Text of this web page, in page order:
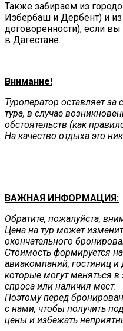
Также забираем из
Избербаш и Дербент) и
договоренности), если вы
в Дагестане.
Внимание!
Туроператор оставляет
тура, в случае
обстоятельств (как
На качество отдыха это
ВАЖНАЯ ИНФОРМАЦИЯ:
Обратите, пожалуйста,
Цена на тур может
окончательного
Стоимость формируется
авиакомпаний, гостиниц и
которые могут меняться в
спроса или наличия мест.
Поэтому перед
с нами, чтобы получить
цены и избежать